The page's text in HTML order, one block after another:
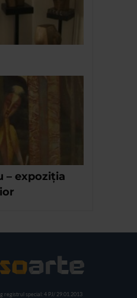
– expoziția
registrul special: 4 PJ/ 29.01.2013